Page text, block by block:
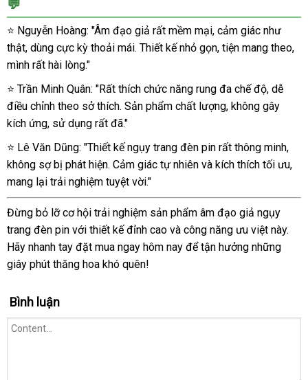
💬
⭐ Nguyễn Hoàng: "Âm đạo giả rất mềm mại, cảm giác như
thật, dùng cực kỳ thoải mái. Thiết kế nhỏ gọn, tiện mang theo,
mình rất hài lòng."
⭐ Trần Minh Quân: "Rất thích chức năng rung đa chế độ, dễ
điều chỉnh theo sở thích. Sản phẩm chất lượng, không gây
kích ứng, sử dụng rất đã."
⭐ Lê Văn Dũng: "Thiết kế ngụy trang đèn pin rất thông minh,
không sợ bị phát hiện. Cảm giác tự nhiên và kích thích tối ưu,
mang lại trải nghiệm tuyệt vời."
Đừng bỏ lỡ cơ hội trải nghiệm sản phẩm âm đạo giả ngụy
trang đèn pin với thiết kế đỉnh cao và công năng ưu việt này.
Hãy nhanh tay đặt mua ngay hôm nay để tận hưởng những
giây phút thăng hoa khó quên!
Bình luận